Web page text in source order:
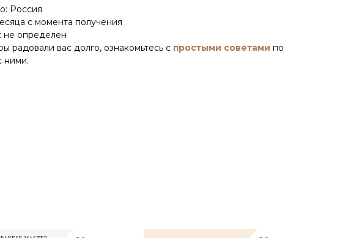
Россия
с момента получения
не определен
радовали вас долго, ознакомьтесь с простыми советами по
ними.